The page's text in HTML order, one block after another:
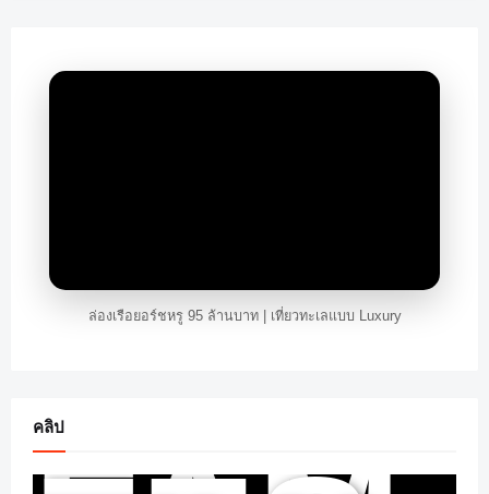
ล่องเรือยอร์ชหรู 95 ล้านบาท | เที่ยวทะเลแบบ Luxury
คลิป